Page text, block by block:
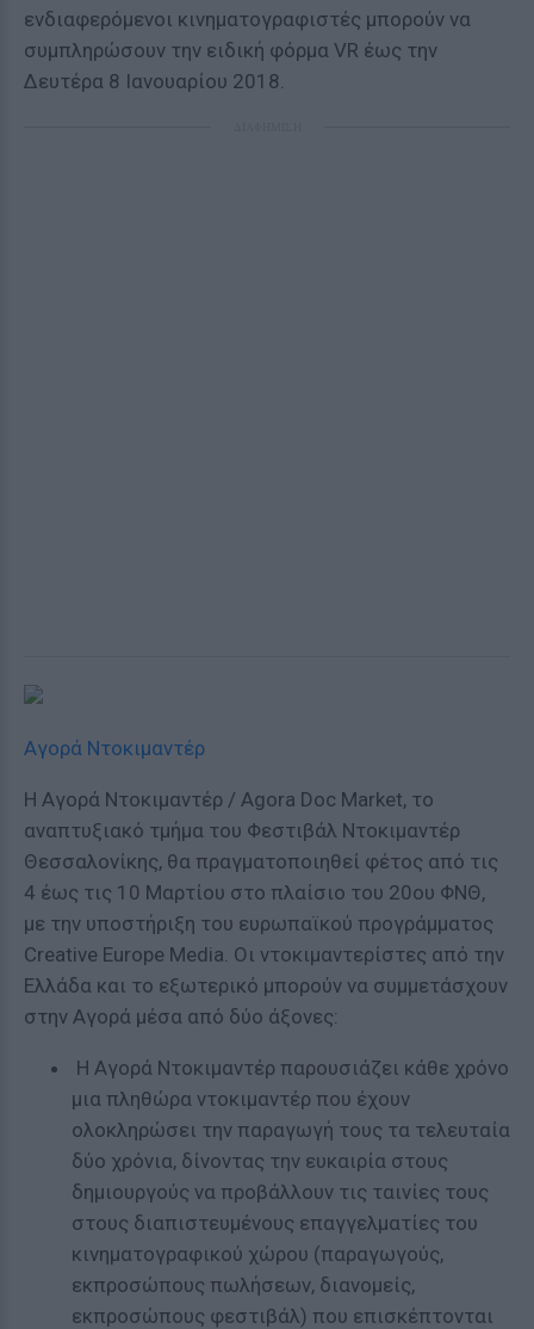
ενδιαφερόμενοι κινηματογραφιστές μπορούν να
συμπληρώσουν την ειδική φόρμα VR έως την
Δευτέρα 8 Ιανουαρίου 2018.
Αγορά Ντοκιμαντέρ
Η Αγορά Ντοκιμαντέρ / Agora Doc Market, το
αναπτυξιακό τμήμα του Φεστιβάλ Ντοκιμαντέρ
Θεσσαλονίκης, θα πραγματοποιηθεί φέτος από τις
4 έως τις 10 Μαρτίου στο πλαίσιο του 20ου ΦΝΘ,
με την υποστήριξη του ευρωπαϊκού προγράμματος
Creative Europe Media. Οι ντοκιμαντερίστες από την
Ελλάδα και το εξωτερικό μπορούν να συμμετάσχουν
στην Αγορά μέσα από δύο άξονες:
Η Αγορά Ντοκιμαντέρ παρουσιάζει κάθε χρόνο
μια πληθώρα ντοκιμαντέρ που έχουν
ολοκληρώσει την παραγωγή τους τα τελευταία
δύο χρόνια, δίνοντας την ευκαιρία στους
δημιουργούς να προβάλλουν τις ταινίες τους
στους διαπιστευμένους επαγγελματίες του
κινηματογραφικού χώρου (παραγωγούς,
εκπροσώπους πωλήσεων, διανομείς,
εκπροσώπους φεστιβάλ) που επισκέπτονται